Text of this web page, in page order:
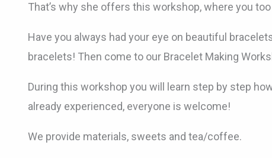
That’s why she offers this workshop, where you
Have you always had your eye on beautiful
bracelets! Then come to our Bracelet Making
During this workshop you will learn step by step
already experienced, everyone is welcome!
We provide materials, sweets and tea/coffee.